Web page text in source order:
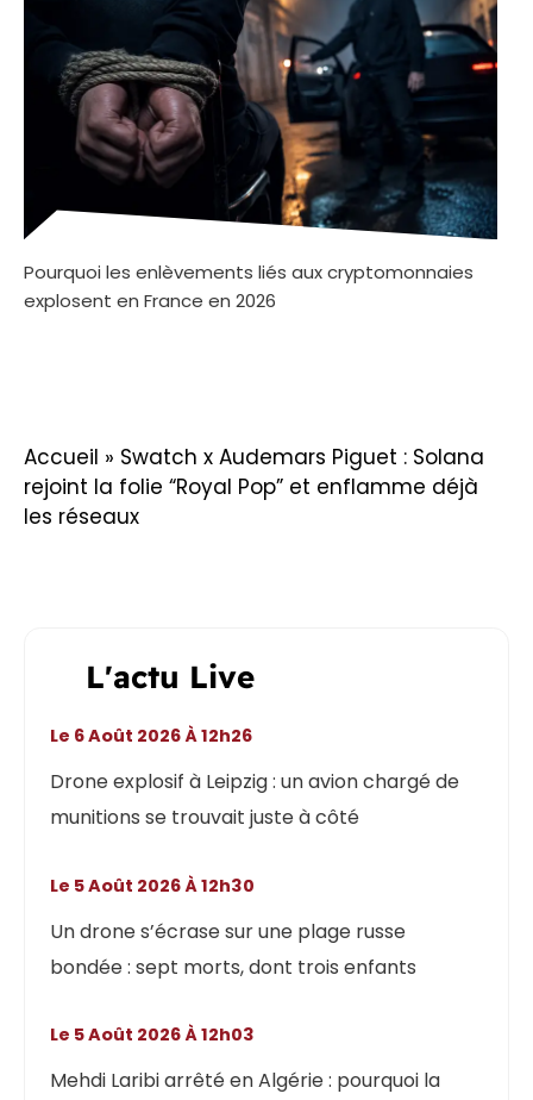
Pourquoi les enlèvements liés aux cryptomonnaies
explosent en France en 2026
Accueil » Swatch x Audemars Piguet : Solana
rejoint la folie “Royal Pop” et enflamme déjà
les réseaux
L'actu Live
Drone explosif à Leipzig : un avion chargé de
munitions se trouvait juste à côté
Le 6 Août 2026 À 12h26
Un drone s’écrase sur une plage russe
bondée : sept morts, dont trois enfants
Le 5 Août 2026 À 12h30
Mehdi Laribi arrêté en Algérie : pourquoi la
Le 5 Août 2026 À 12h03